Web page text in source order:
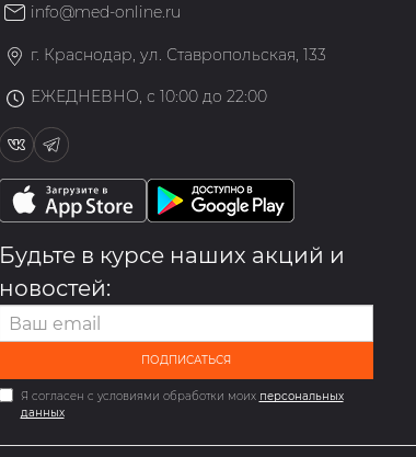
info@med-online.ru
г. Краснодар, ул. Ставропольская, 133
ЕЖЕДНЕВНО, с 10:00 до 22:00
Будьте в курсе наших акций и
новостей:
ПОДПИСАТЬСЯ
Я согласен с условиями обработки моих персональных
данных